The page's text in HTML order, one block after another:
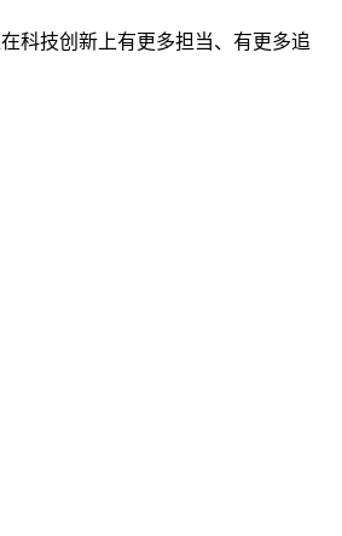
科技创新上有更多担当、有更多追